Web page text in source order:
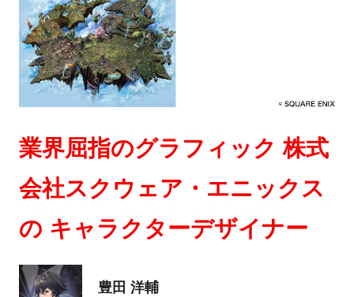
業界屈指のグラフィック 株式
会社スクウェア・エニックス
の キャラクターデザイナー
豊田 洋輔